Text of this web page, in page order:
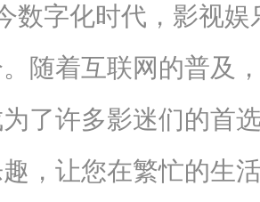
数字化时代，影视
随着互联网的普及
了许多影迷们的首
，让您在繁忙的生